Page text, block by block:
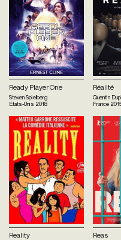
Ready Player One
Steven Spielberg
Etats-Unis 2018
Réalité
Quentin
France
Reality Reas